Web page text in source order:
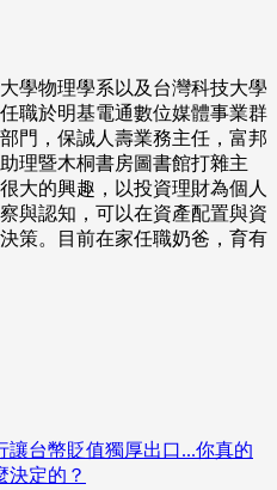
學物理學系以及台灣科技大學
職於明基電通數位媒體事業群
門，保誠人壽業務主任，富邦
理暨木桐書房圖書館打雜主
大的興趣，以投資理財為個人
與認知，可以在資產配置與資
策。目前在家任職奶爸，育有
讓台幣貶值獨厚出口...你真的
決定的？